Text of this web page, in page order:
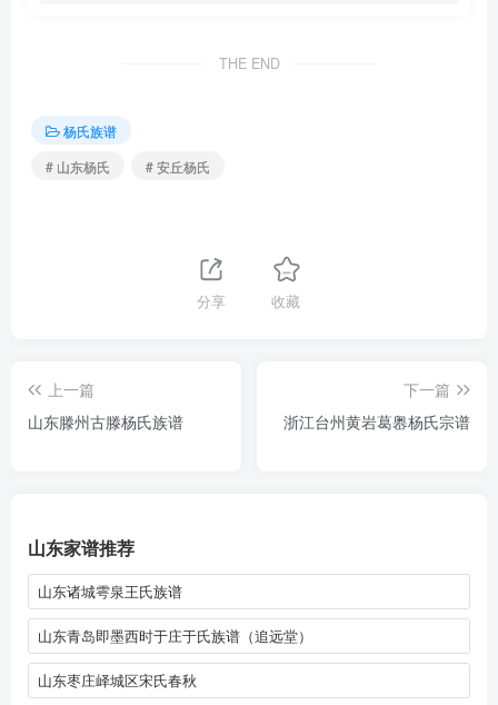
THE END
杨氏族谱
# 山东杨氏
# 安丘杨氏
分享 收藏
上一篇
山东滕州古滕杨氏族谱
下一篇
浙江台州黄岩葛嶴杨氏宗谱
山东家谱推荐
山东诸城雩泉王氏族谱
山东青岛即墨西时于庄于氏族谱（追远堂）
山东枣庄峄城区宋氏春秋